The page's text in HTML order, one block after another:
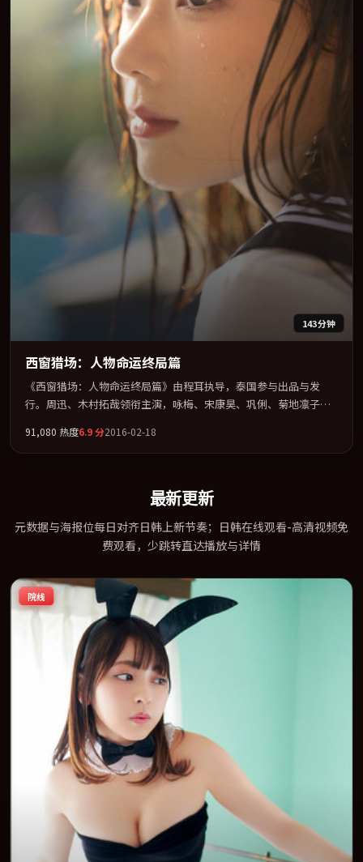
143分钟
西窗猎场：人物命运终局篇
《西窗猎场：人物命运终局篇》由程耳执导，泰国参与出品与发
行。周迅、木村拓哉领衔主演，咏梅、宋康昊、巩俐、菊地凛子联
类型为骨架，在叙事、表演与视听上力求统一。定于 2016-12-27 在
内地院线及主流平台同步亮相，2016 年度话题片中口碑稳健，适合
91,080 热度6.9分2016-02-18
最新更新
元数据与海报位每日对齐日韩上新节奏；日韩在线观看-高清视频免
费观看，少跳转直达播放与详情
院线